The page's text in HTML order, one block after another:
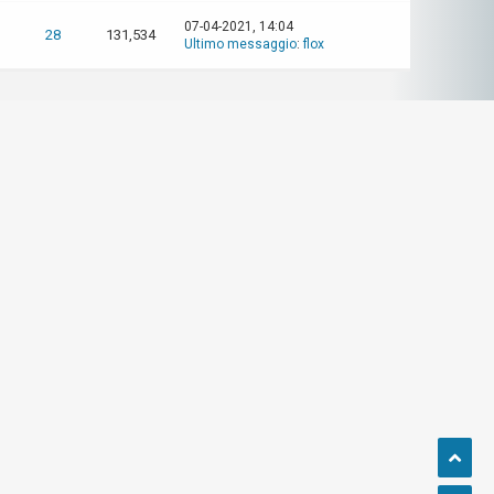
28 131,534
07-04-2021, 14:04
Ultimo messaggio:flox